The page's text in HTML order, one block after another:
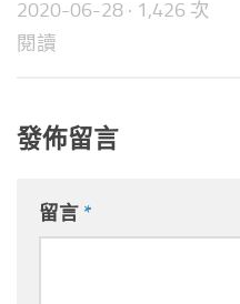
2020-06-28 · 1,426 次
閱讀
發佈留言
留言 *